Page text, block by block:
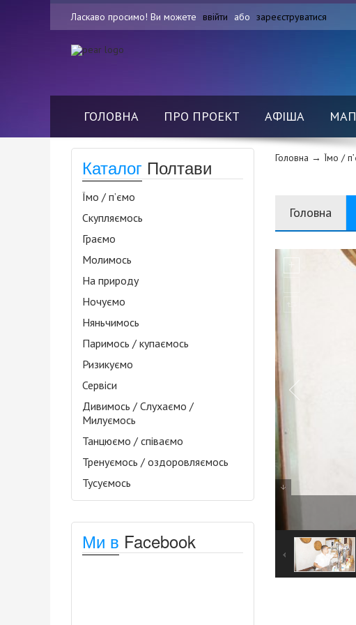
Ласкаво просимо! Ви можете ввійти або зареєструватися
ГОЛОВНА ПРО ПРОЕКТ АФІША
Каталог Полтави
Їмо / п’ємо
Скупляємось
Граємо
Молимось
На природу
Ночуємо
Няньчимось
Паримось / купаємось
Ризикуємо
Сервіси
Дивимось / Слухаємо /
Милуємось
Танцюємо / співаємо
Тренуємось / оздоровляємось
Тусуємось
Ми в Facebook
Головна → Їмо /
Головна